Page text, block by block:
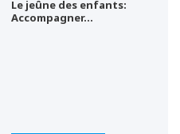
Le jeûne des enfants:
Accompagner…